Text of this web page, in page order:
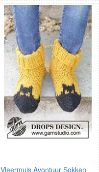
Vleermuis Avontuur Sokken